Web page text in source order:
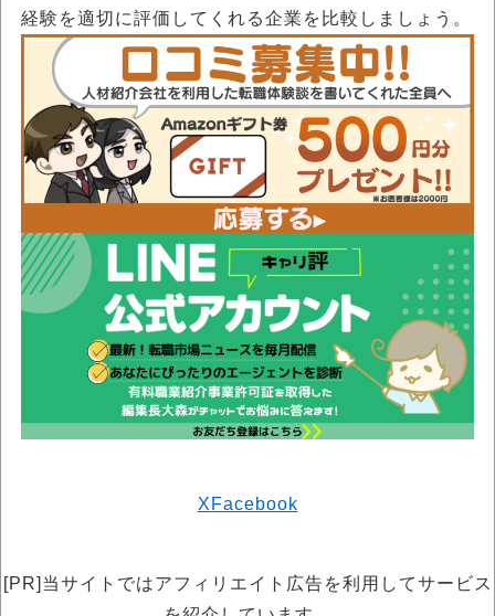
経験を適切に評価してくれる企業を比較しましょう。
X Facebook
[PR]当サイトではアフィリエイト広告を利用してサービス